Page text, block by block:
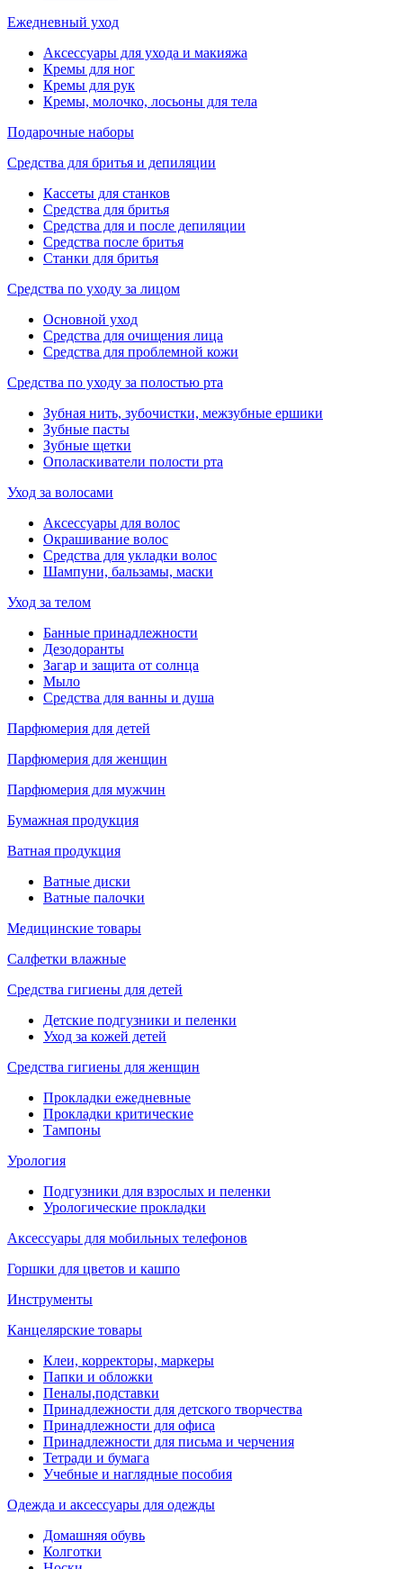
Ежедневный уход
Аксессуары для ухода и макияжа
Кремы для ног
Кремы для рук
Кремы, молочко, лосьоны для тела
Подарочные наборы
Средства для бритья и депиляции
Кассеты для станков
Средства для бритья
Средства для и после депиляции
Средства после бритья
Станки для бритья
Средства по уходу за лицом
Основной уход
Средства для очищения лица
Средства для проблемной кожи
Средства по уходу за полостью рта
Зубная нить, зубочистки, межзубные ершики
Зубные пасты
Зубные щетки
Ополаскиватели полости рта
Уход за волосами
Аксессуары для волос
Окрашивание волос
Средства для укладки волос
Шампуни, бальзамы, маски
Уход за телом
Банные принадлежности
Дезодоранты
Загар и защита от солнца
Мыло
Средства для ванны и душа
Парфюмерия для детей
Парфюмерия для женщин
Парфюмерия для мужчин
Бумажная продукция
Ватная продукция
Ватные диски
Ватные палочки
Медицинские товары
Салфетки влажные
Средства гигиены для детей
Детские подгузники и пеленки
Уход за кожей детей
Средства гигиены для женщин
Прокладки ежедневные
Прокладки критические
Тампоны
Урология
Подгузники для взрослых и пеленки
Урологические прокладки
Аксессуары для мобильных телефонов
Горшки для цветов и кашпо
Инструменты
Канцелярские товары
Клеи, корректоры, маркеры
Папки и обложки
Пеналы,подставки
Принадлежности для детского творчества
Принадлежности для офиса
Принадлежности для письма и черчения
Тетради и бумага
Учебные и наглядные пособия
Одежда и аксессуары для одежды
Домашняя обувь
Колготки